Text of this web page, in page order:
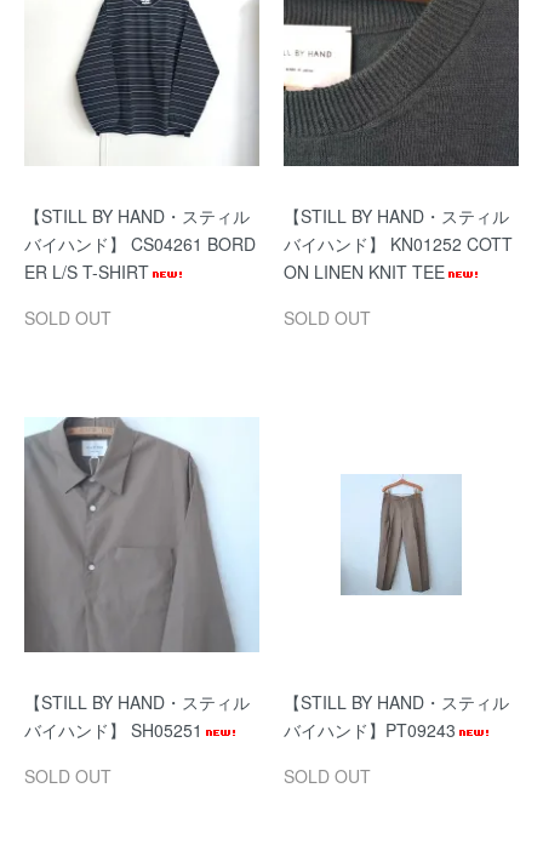
【STILL BY HAND・スティル
バイハンド】 CS04261 BORD
ER L/S T-SHIRT
SOLD OUT
【STILL BY HAND・スティル
バイハンド】 KN01252 COTT
ON LINEN KNIT TEE
SOLD OUT
【STILL BY HAND・スティル
バイハンド】 SH05251
SOLD OUT
【STILL BY HAND・スティル
バイハンド】PT09243
SOLD OUT